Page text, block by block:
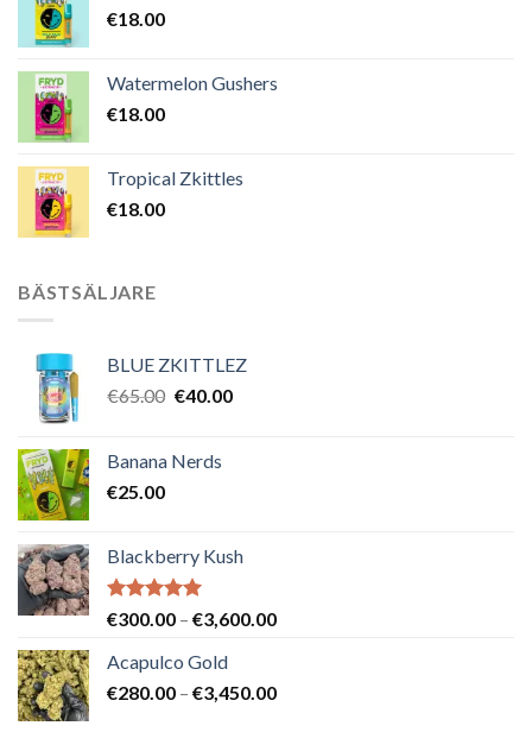
€18.00
Watermelon Gushers
€18.00
Tropical Zkittles
€18.00
BÄSTSÄLJARE
BLUE ZKITTLEZ
€65.00 Det
var:
€40.00Det
Banana Nerds
€25.00
Blackberry Kush
Betygsatt
€300.00 – €3,600.00Prisintervall:
€3,600.00
Acapulco Gold
€280.00 – €3,450.00Prisintervall: